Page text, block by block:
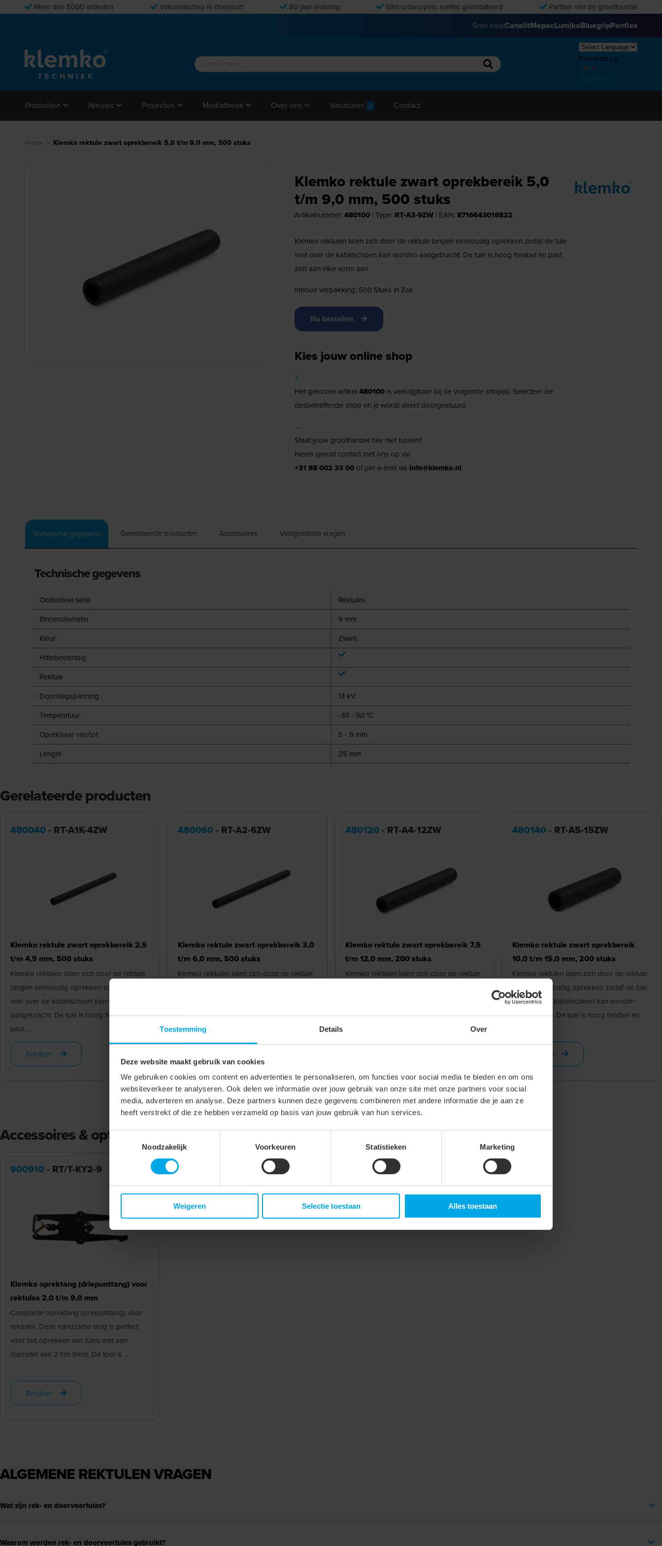
Toestemming Details Over
Deze website maakt gebruik van cookies
We gebruiken cookies om content en advertenties te personaliseren, om functies voor social media te bieden en om ons
websiteverkeer te analyseren. Ook delen we informatie over jouw gebruik van onze site met onze partners voor social
media, adverteren en analyse. Deze partners kunnen deze gegevens combineren met andere informatie die je aan ze
heeft verstrekt of die ze hebben verzameld op basis van jouw gebruik van hun services.
Noodzakelijk
Voorkeuren Statistieken Marketing
Weigeren Selectie toestaan Alles toestaan
Meer dan 5000 artikelen Vakmanschap in drievoud 80 jaar ervaring Slim ontworpen, sneller geïnstalleerd Partner van de groothandel
Snel naarCanalitMepacLumikoBluegripPanflex
Powered by
Producten Nieuws Projecten Mediatheek Over ons Vacatures 2 Contact
Klemko rektule zwart oprekbereik 5,0 t/m 9,0 mm, 500 stuks
Klemko rektule zwart oprekbereik 5,0
t/m 9,0 mm, 500 stuks
Artikelnummer: 480100| Type: RT-A3-9ZW | EAN: 8716643018822
Klemko rektulen laten zich door de rektule tangen eenvoudig oprekken zodat de tule
snel over de kabelschoen kan worden aangebracht. De tule is hoog flexibel en past
zich aan elke vorm aan.
Inhoud verpakking: 500 Stuks in Zak
Nu bestellen
Kies jouw online shop
X
Het gekozen artikel 480100is verkrijgbaar bij de volgende shop(s). Selecteer de
desbetreffende shop en je wordt direct doorgestuurd.
→
Staat jouw groothandel hier niet tussen?
Neem gerust contact met ons op via
+31 88 002 33 00of per e-mail via info@klemko.nl.
Technische gegevens Gerelateerde producten Accessoires Veelgestelde vragen
Technische gegevens
Onderdeel serie
Rektules
Binnendiameter
9 mm
Kleur
Zwart
Hittebestendig
Rektule
Doorslagspanning
13 kV
Temperatuur
-30 - 90 °C
Oprekbaar van/tot
5 - 9 mm
Lengte
25 mm
Gerelateerde producten
480040 - RT-A1K-4ZW
Klemko rektule zwart oprekbereik 2,5
t/m 4,5 mm, 500 stuks
Klemko rektulen laten zich door de rektule
tangen eenvoudig oprekken zodat de tule
snel over de kabelschoen kan worden
aangebracht. De tule is hoog flexibel en
past ...
Bekijken
480060 - RT-A2-6ZW
Klemko rektule zwart oprekbereik 3,0
t/m 6,0 mm, 500 stuks
Klemko rektulen laten zich door de rektule
aangebracht. De tule is hoog flexibel en
past ...
480120 - RT-A4-12ZW
Klemko rektule zwart oprekbereik 7,5
t/m 12,0 mm, 200 stuks
Klemko rektulen laten zich door de rektule
aangebracht. De tule is hoog flexibel en
480140 - RT-A5-15ZW
Klemko rektule zwart oprekbereik
10,0 t/m 15,0 mm, 200 stuks
Klemko rektulen laten zich door de rektule
tangen eenvoudig oprekken zodat de tule
snel over de kabelschoen kan worden
aangebracht. De tule is hoog flexibel en
Bekijken
Accessoires & opties
900910 - RT/T-KY2-9
Klemko oprektang (driepunttang) voor
rektules 2,0 t/m 9,0 mm
Compacte oprektang (driepunttang) voor
rektules. Deze handzame tang is perfect
voor het oprekken van tules met een
diameter van 2 t/m 9mm. De tool is ...
Bekijken
ALGEMENE REKTULEN VRAGEN
Wat zijn rek- en doorvoertules?
Waarom worden rek- en doorvoertules gebruikt?